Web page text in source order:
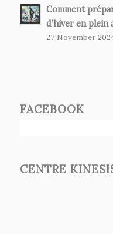
Comment
d’hiver en plein
27 November
FACEBOOK
CENTRE